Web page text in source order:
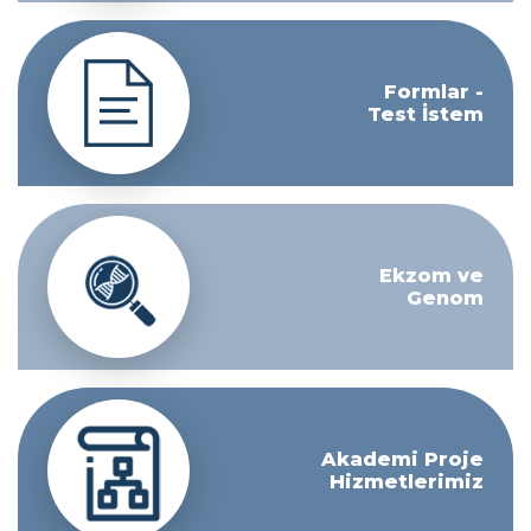
Formlar -
Test İstem
Ekzom ve
Genom
Akademi Proje
Hizmetlerimiz